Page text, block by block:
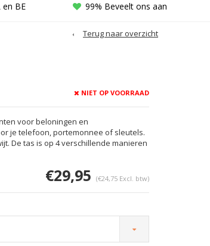
BE 99% Beveelt ons aan
Terug naar overzicht
NIET OP VOORRAAD
voor beloningen en
je telefoon, portemonnee of sleutels.
De tas is op 4 verschillende manieren
€29,95 (€24,75 Excl. btw)